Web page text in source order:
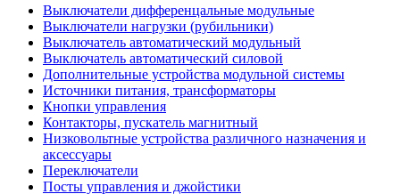
Выключатели дифференцальные модульные
Выключатели нагрузки (рубильники)
Выключатель автоматический модульный
Выключатель автоматический силовой
Дополнительные устройства модульной системы
Источники питания, трансформаторы
Кнопки управления
Контакторы, пускатель магнитный
Низковольтные устройства различного назначения и
аксессуары
Переключатели
Посты управления и джойстики